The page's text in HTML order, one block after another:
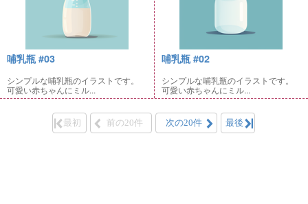
哺乳瓶 #03
シンプルな哺乳瓶のイラストです。
可愛い赤ちゃんにミル...
哺乳瓶 #02
シンプルな哺乳瓶のイラストです。
可愛い赤ちゃんにミル...
最初 前の20件 次の20件 最後